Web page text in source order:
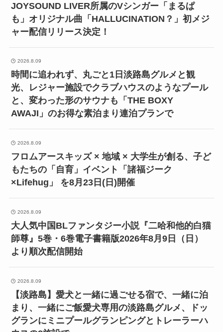
JOYSOUND LIVER所属のVシンガー「まるぱ
も」オリジナル曲「HALLUCINATION？」初メジ
ャー配信リリース決定！
2026.8.09
時間に追われず、丸ごと1日淡路島グルメと観
光、レジャー施設でクラブハウスのようなプール
と、変わった形のサウナも「THE BOXY
AWAJI」のお得な素泊まり連泊プランで
2026.8.09
フロムアースキッズ × 地域 × 大学生が創る、子ど
もたちの「自育」イベント「諸福ジーク
×Lifehug」 を8月23日(日)開催
2026.8.09
大人気中国BLファンタジー小説『二哈和他的白猫
師尊』5巻・6巻電子書籍版2026年8月9日（日）
より順次配信開始
2026.8.09
【淡路島】愛犬と一緒に過ごせる宿で、一緒に泊
まり、一緒にご飯愛犬専用の淡路島グルメ、ドッ
グランにミニプールグランピングとトレーラーハ